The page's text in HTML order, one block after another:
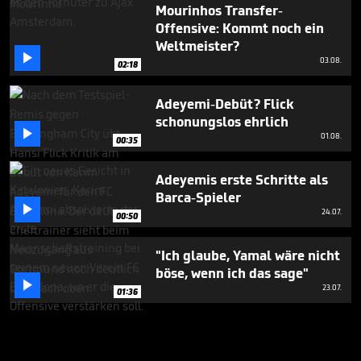
 02:18
Mourinhos Transfer-
Offensive: Kommt noch ein
Weltmeister?
03.08.
 00:35
Adeyemi-Debüt? Flick
schonungslos ehrlich
01.08.
 00:50
Adeyemis erste Schritte als
Barca-Spieler
24.07.
 01:36
"Ich glaube, Yamal wäre nicht
böse, wenn ich das sage"
23.07.